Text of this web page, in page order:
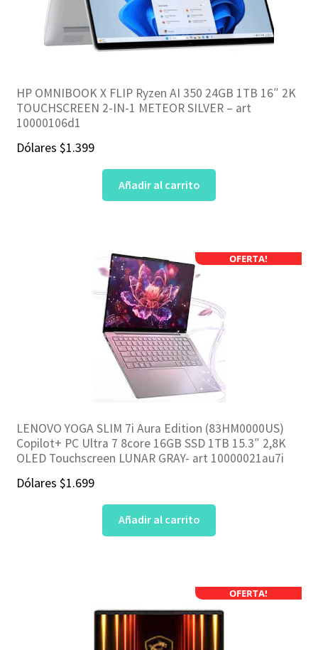
HP OMNIBOOK X FLIP Ryzen AI 350 24GB 1TB 16″ 2K
TOUCHSCREEN 2-IN-1 METEOR SILVER – art
10000106d1
Dólares $1.399
Añadir al carrito
OFERTA!
LENOVO YOGA SLIM 7i Aura Edition (83HM0000US)
Copilot+ PC Ultra 7 8core 16GB SSD 1TB 15.3″ 2,8K
OLED Touchscreen LUNAR GRAY- art 10000021au7i
Dólares $1.699
Añadir al carrito
OFERTA!